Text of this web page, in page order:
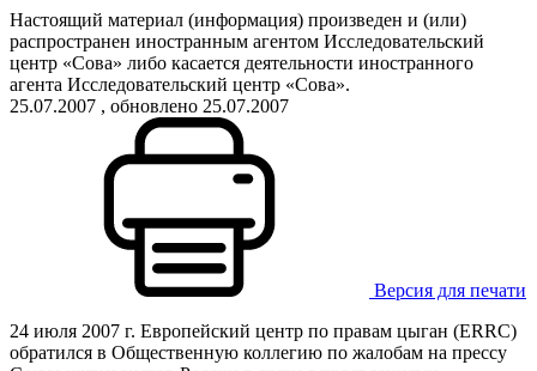
Настоящий материал (информация) произведен и (или)
распространен иностранным агентом Исследовательский
центр «Сова» либо касается деятельности иностранного
агента Исследовательский центр «Сова».
25.07.2007 , обновлено 25.07.2007
Версия для печати
24 июля 2007 г. Европейский центр по правам цыган (ERRC)
обратился в Общественную коллегию по жалобам на прессу